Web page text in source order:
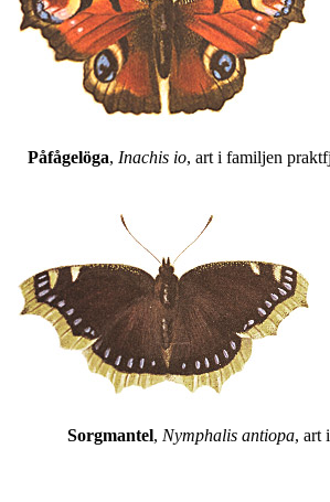
Påfågelöga, Inachis io, art i familjen
Sorgmantel, Nymphalis antiopa, art